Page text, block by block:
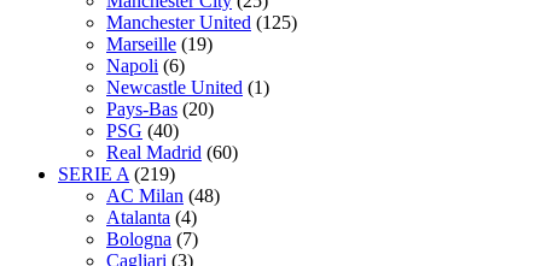
Manchester United (125)
Marseille (19)
Napoli (6)
Newcastle United (1)
Pays-Bas (20)
PSG (40)
Real Madrid (60)
SERIE A (219)
AC Milan (48)
Atalanta (4)
Bologna (7)
Cagliari (3)